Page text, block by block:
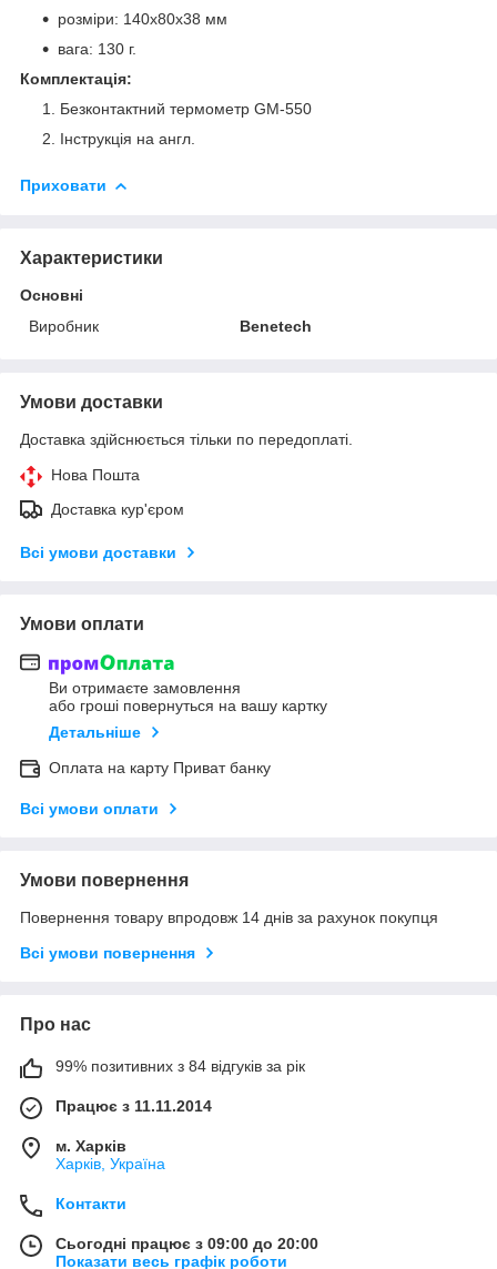
розміри: 140x80x38 мм
вага: 130 г.
Комплектація:
Безконтактний термометр GM-550
Інструкція на англ.
Приховати
Характеристики
Основні
Виробник
Benetech
Умови доставки
Доставка здійснюється тільки по передоплаті.
Нова Пошта
Доставка кур'єром
Всі умови доставки
Умови оплати
Ви отримаєте замовлення
або гроші повернуться на вашу картку
Детальніше
Оплата на карту Приват банку
Всі умови оплати
Умови повернення
Повернення товару впродовж 14 днів за рахунок покупця
Всі умови повернення
Про нас
99% позитивних з 84 відгуків за рік
Працює з 11.11.2014
м. Харків
Харків, Україна
Контакти
Сьогодні працює з 09:00 до 20:00
Показати весь графік роботи